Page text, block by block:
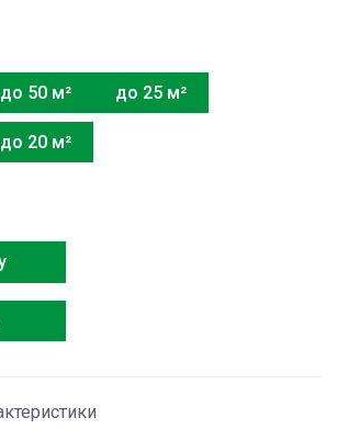
до 50 м² до 25 м²
до 20 м²